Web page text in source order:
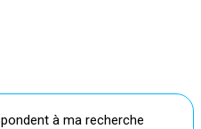
à ma recherche